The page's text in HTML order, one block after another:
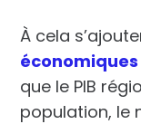
À cela
économiques
que le PIB
population, le